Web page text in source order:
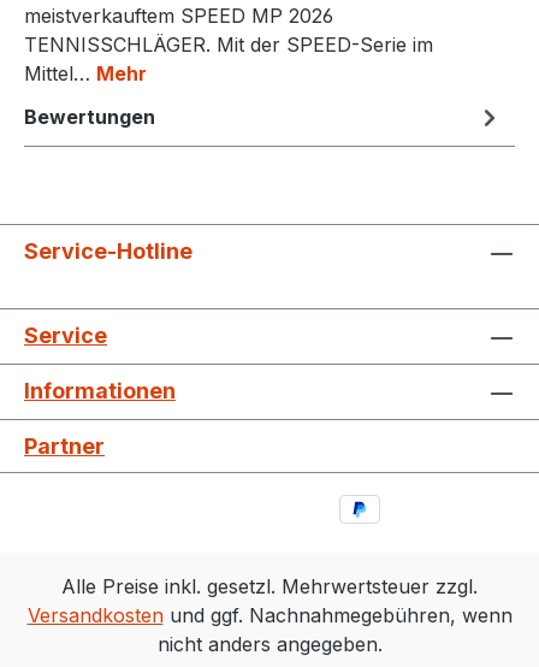
meistverkauftem SPEED MP 2026
TENNISSCHLÄGER. Mit der SPEED-Serie im
Mittel… Mehr
Bewertungen
Service-Hotline
Service
Informationen
Partner
Alle Preise inkl. gesetzl. Mehrwertsteuer zzgl.
Versandkostenund ggf. Nachnahmegebühren, wenn
nicht anders angegeben.